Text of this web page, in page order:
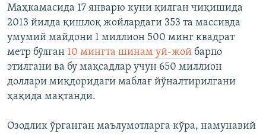
Маҳкамасида 17 январю куни қилган чиқишида
2013 йилда қишлоқ жойлардаги 353 та массивда
умумий майдони 1 миллион 500 минг квадрат
метр бўлган 10 мингта шинам уй-жой барпо
этилгани ва бу мақсадлар учун 650 миллион
доллари миқдоридаги маблағ йўналтирилгани
ҳақида мақтанди.
Озодлик ўрганган маълумотларга кўра, намунавий